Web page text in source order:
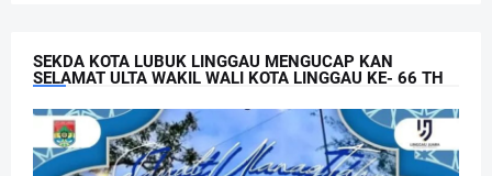
SEKDA KOTA LUBUK LINGGAU MENGUCAP KAN
SELAMAT ULTA WAKIL WALI KOTA LINGGAU KE- 66 TH